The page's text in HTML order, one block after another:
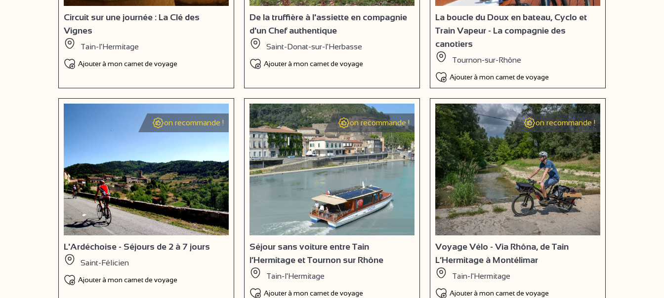
Circuit sur une journée : La Clé des
Vignes
Tain-l'Hermitage
Ajouter à mon carnet de voyage
De la truffière à l'assiette en compagnie
d'un Chef authentique
Saint-Donat-sur-l'Herbasse
Ajouter à mon carnet de voyage
La boucle du Doux en bateau, Cyclo et
Train Vapeur - La compagnie des
canotiers
Tournon-sur-Rhône
Ajouter à mon carnet de voyage
on recommande !
L'Ardéchoise - Séjours de 2 à 7 jours
Saint-Félicien
Ajouter à mon carnet de voyage
on recommande !
Séjour sans voiture entre Tain
l’Hermitage et Tournon sur Rhône
Tain-l'Hermitage
Ajouter à mon carnet de voyage
on recommande !
Voyage Vélo - Via Rhôna, de Tain
L’Hermitage à Montélimar
Tain-l'Hermitage
Ajouter à mon carnet de voyage